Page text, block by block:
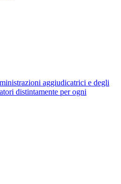
aggiudicatrici e degli
distintamente per ogni